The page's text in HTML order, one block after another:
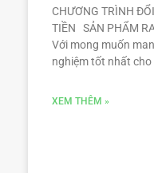
CHƯƠNG TRÌNH
TIỀN SẢN PHẨM
Với mong muốn
nghiệm tốt nhất cho
XEM THÊM »